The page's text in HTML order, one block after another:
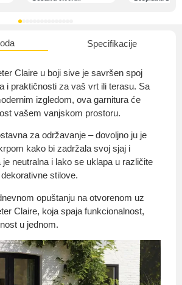
Specifikacije
Claire u boji sive je savršen spoj
i praktičnosti za vaš vrt ili terasu. Sa
izgledom, ova garnitura će
vašem vanjskom prostoru.
za održavanje – dovoljno ju je
kako bi zadržala svoj sjaj i
neutralna i lako se uklapa u različite
stilove.
opuštanju na otvorenom uz
Claire, koja spaja funkcionalnost,
u jednom.
O nama
Privatnost kupca